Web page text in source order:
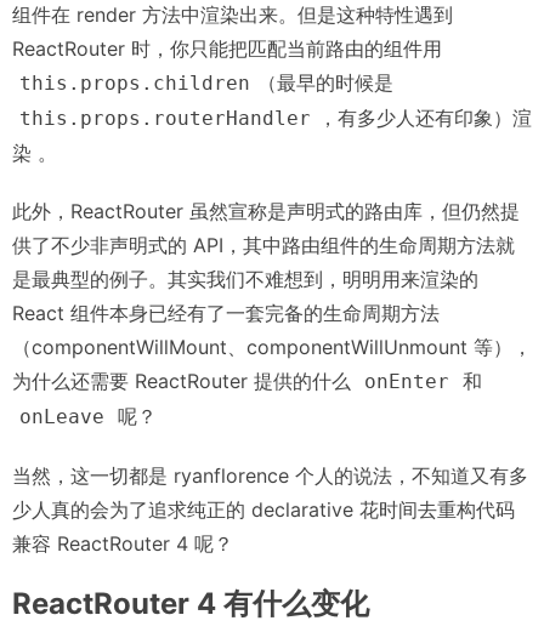
组件在 render 方法中渲染出来。但是这种特性遇到
ReactRouter 时，你只能把匹配当前路由的组件用
this.props.children （最早的时候是
this.props.routerHandler
，有多少人还有印象）渲
染 。
此外，ReactRouter 虽然宣称是声明式的路由库，但仍然提
供了不少非声明式的 API，其中路由组件的生命周期方法就
是最典型的例子。其实我们不难想到，明明用来渲染的
React 组件本身已经有了一套完备的生命周期方法
（componentWillMount、componentWillUnmount 等），
为什么还需要 ReactRouter 提供的什么
onEnter 和
onLeave 呢？
当然，这一切都是 ryanflorence 个人的说法，不知道又有多
少人真的会为了追求纯正的 declarative 花时间去重构代码
兼容 ReactRouter 4 呢？
ReactRouter 4 有什么变化